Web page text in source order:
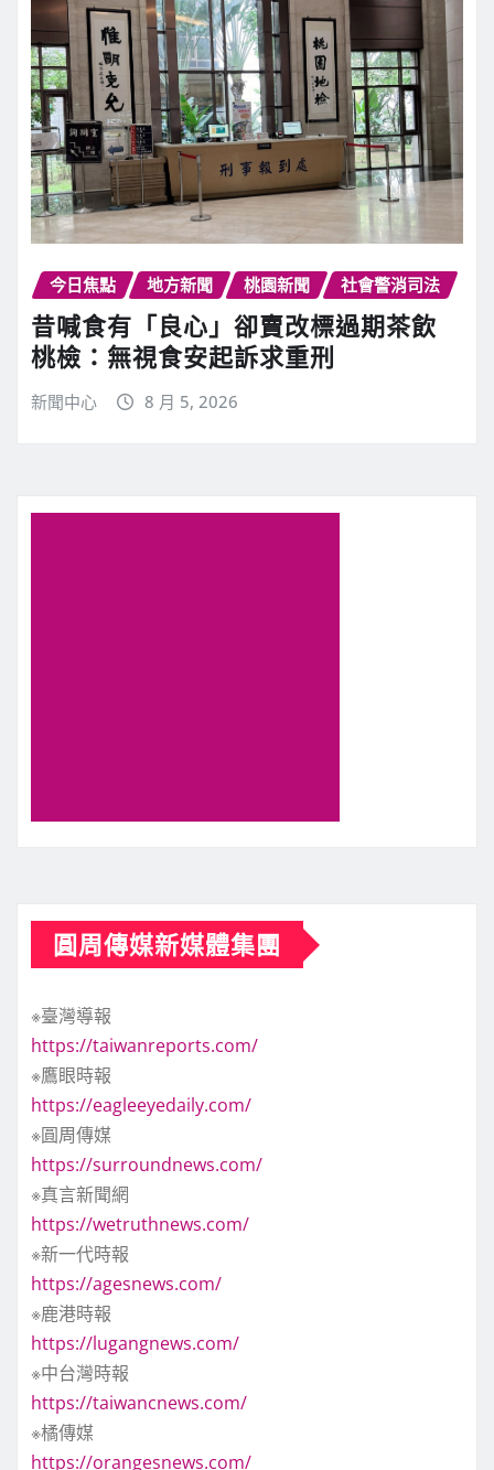
今日焦點 地方新聞 桃園新聞 社會警消司法
昔喊食有「良心」卻賣改標過期茶飲
桃檢：無視食安起訴求重刑
新聞中心 8 月 5, 2026
圓周傳媒新媒體集團
※臺灣導報
https://taiwanreports.com/
※鷹眼時報
https://eagleeyedaily.com/
※圓周傳媒
https://surroundnews.com/
※真言新聞網
https://wetruthnews.com/
※新一代時報
https://agesnews.com/
※鹿港時報
https://lugangnews.com/
※中台灣時報
https://taiwancnews.com/
※橘傳媒
https://orangesnews.com/